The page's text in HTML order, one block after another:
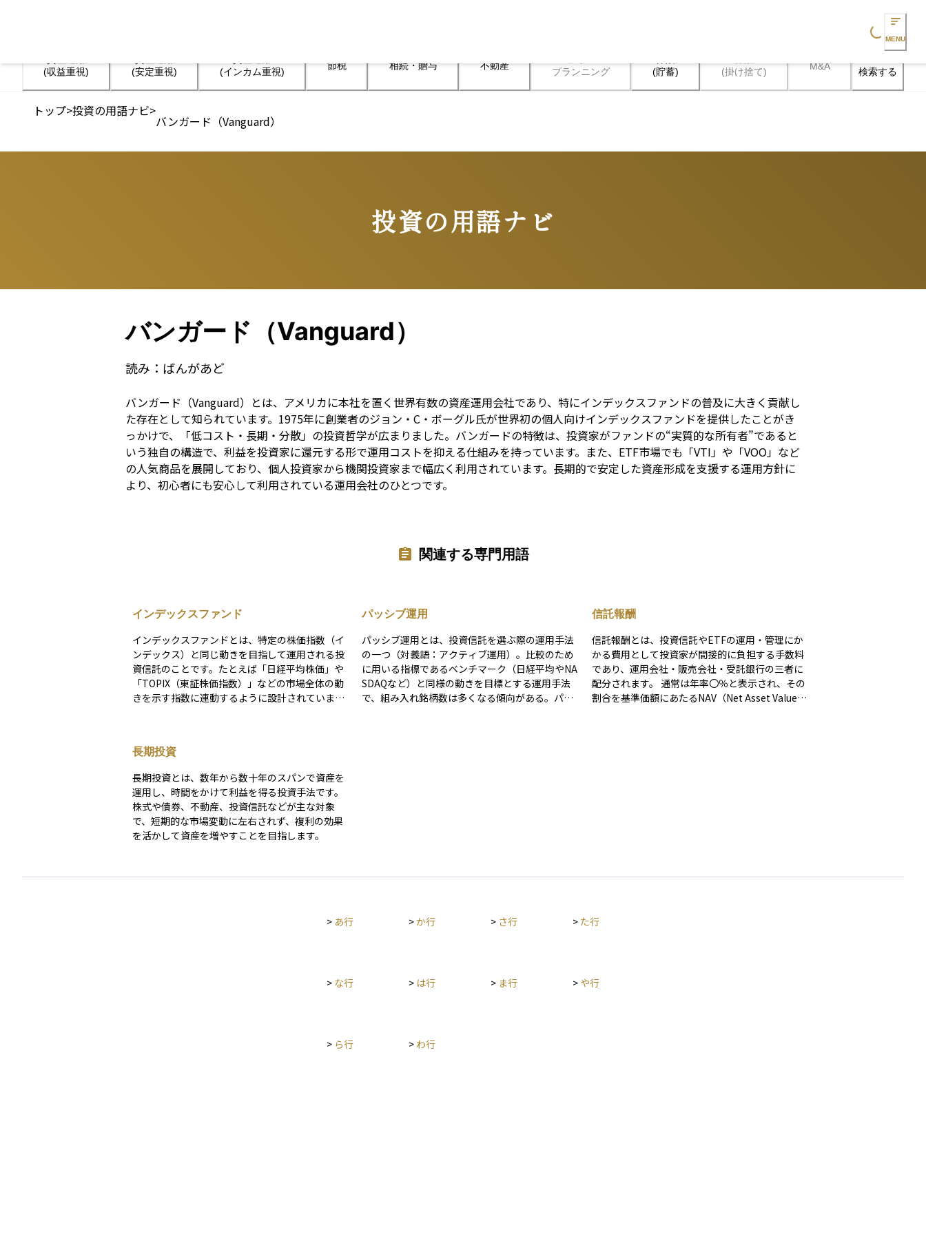
Loading...
MENU
(収益重視)
(安定重視)
(インカム重視)
節税 相続・贈与 不動産
プランニング
(貯蓄)
(掛け捨て)
M&A 検索する
トップ>投資の用語ナビ>
バンガード（Vanguard）
投資の用語ナビ
Terms
バンガード（Vanguard）
読み： ばんがあど
バンガード（Vanguard）とは、アメリカに本社を置く世界有数の資産運用会社であり、特にインデックスファンドの普及に大きく貢献し
た存在として知られています。1975年に創業者のジョン・C・ボーグル氏が世界初の個人向けインデックスファンドを提供したことがき
っかけで、「低コスト・長期・分散」の投資哲学が広まりました。バンガードの特徴は、投資家がファンドの“実質的な所有者”であると
いう独自の構造で、利益を投資家に還元する形で運用コストを抑える仕組みを持っています。また、ETF市場でも「VTI」や「VOO」など
の人気商品を展開しており、個人投資家から機関投資家まで幅広く利用されています。長期的で安定した資産形成を支援する運用方針に
より、初心者にも安心して利用されている運用会社のひとつです。
関連する専門用語
インデックスファンド
インデックスファンドとは、特定の株価指数（イ
ンデックス）と同じ動きを目指して運用される投
資信託のことです。たとえば「日経平均株価」や
「TOPIX（東証株価指数）」などの市場全体の動
きを示す指数に連動するように設計されていま
較的安いことも魅力の一つです。投資初心者にと
っては、安定した長期運用の第一歩として選びや
すいファンドの一つです。
パッシブ運用
パッシブ運用とは、投資信託を選ぶ際の運用手法
の一つ（対義語：アクティブ運用）。比較のため
に用いる指標であるベンチマーク（日経平均やNA
SDAQなど）と同様の動きを目標とする運用手法
で、組み入れ銘柄数は多くなる傾向がある。パッ
信託報酬
信託報酬とは、投資信託やETFの運用・管理にか
かる費用として投資家が間接的に負担する手数料
であり、運用会社・販売会社・受託銀行の三者に
配分されます。 通常は年率〇％と表示され、その
割合を基準価額にあたるNAV（Net Asset Value）
点に留意して商品選択を行うことが重要です。
長期投資
長期投資とは、数年から数十年のスパンで資産を
運用し、時間をかけて利益を得る投資手法です。
株式や債券、不動産、投資信託などが主な対象
で、短期的な市場変動に左右されず、複利の効果
を活かして資産を増やすことを目指します。
> あ行 >か行 > さ行 > た行
> な行 > は行 > ま行 > や行
> ら行 > わ行